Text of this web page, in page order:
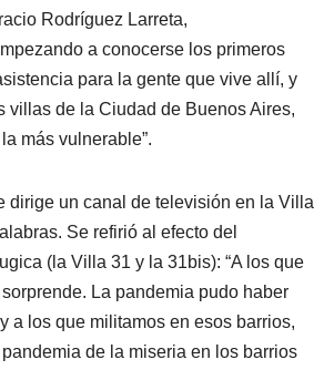
Rodríguez Larreta,
a conocerse los primeros
para la gente que vive allí, y
villas de la Ciudad de Buenos Aires,
más vulnerable”.
dirige un canal de televisión en la Villa
Se refirió al efecto del
(la Villa 31 y la 31bis): “A los que
La pandemia pudo haber
a los que militamos en esos barrios,
de la miseria en los barrios